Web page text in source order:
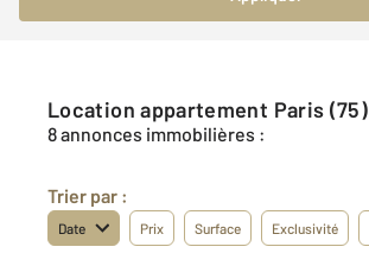
Location appartement Paris (75)
8 annonces immobilières :
Trier par :
Date Prix Surface Exclusivité